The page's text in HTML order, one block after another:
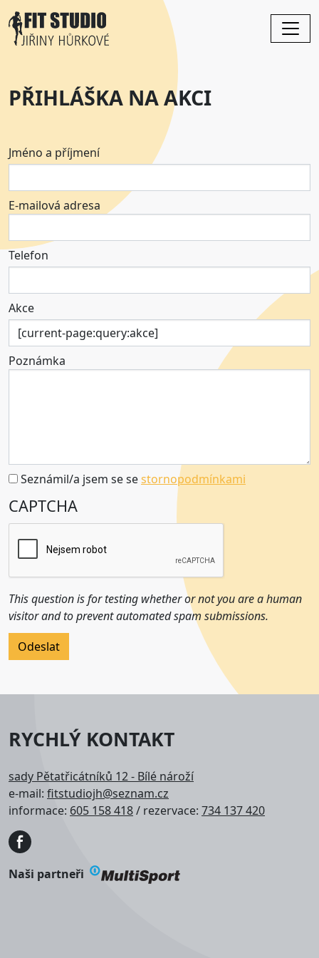
Přejít k hlavnímu obsahu
PŘIHLÁŠKA NA AKCI
Jméno a příjmení
E-mailová adresa
Telefon
Akce
Poznámka
Seznámil/a jsem se sestornopodmínkami
CAPTCHA
This question is for testing whether or not you are a human
visitor and to prevent automated spam submissions.
RYCHLÝ KONTAKT
sady Pětatřicátníků 12 - Bílé nároží
e-mail: fitstudiojh@seznam.cz
informace: 605 158 418/ rezervace: 734 137 420
Obrázek
Naši partneři